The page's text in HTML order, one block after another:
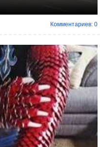
Комментариев: 0